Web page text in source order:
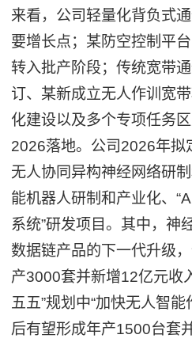
来看，公司轻量化背负式
要增长点；某防空控制平
转入批产阶段；传统宽带
订、某新成立无人作训宽
化建设以及多个专项任务
2026落地。公司2026年拟
无人协同异构神经网络研
能机器人研制和产业化、
系统”研发项目。其中，神
数据链产品的下一代升级
产3000套并新增12亿元收
五五”规划中“加快无人智
后有望形成年产1500台套